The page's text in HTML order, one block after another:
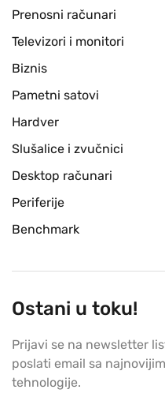
Prenosni računari
Televizori i monitori
Biznis
Pametni satovi
Hardver
Slušalice i zvučnici
Desktop računari
Periferije
Benchmark
Ostani u toku!
Prijavi se na newsletter
poslati email sa
tehnologije.